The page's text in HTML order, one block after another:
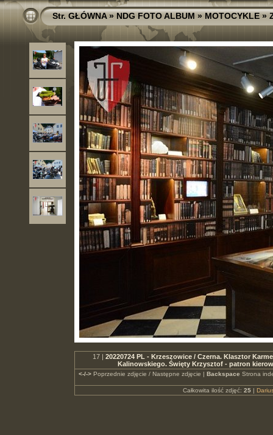
Str. GŁÓWNA»NDG FOTO ALBUM»MOTOCYKLE»
17 | 20220724 PL - Krzeszowice / Czerna. Klasztor
Kalinowskiego. Święty Krzysztof - patron
<-/->Poprzednie zdjęcie / Następne zdjęcie | Backspace Strona
Całkowita ilość zdjęć: 25|